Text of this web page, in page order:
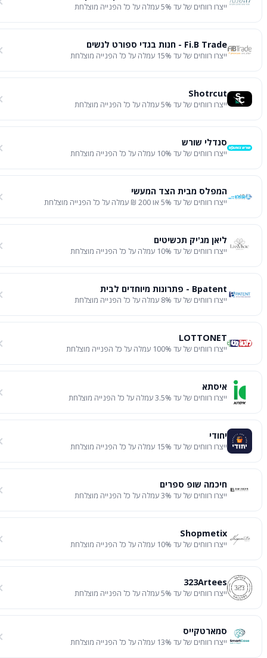
ייצרו רווחים של עד 5% עמלה על כל הפנייה מוצלחת
Fi.B Trade - חנות בגדי ספורט לנשים
ייצרו רווחים של עד 15% עמלה על כל הפנייה מוצלחת
Shotrcut
ייצרו רווחים של עד 5% עמלה על כל הפנייה מוצלחת
סנדלי שורש
ייצרו רווחים של עד 10% עמלה על כל הפנייה מוצלחת
המפלס מבית הצד המעשי
ייצרו רווחים של עד 5% או 200 ₪ עמלה על כל הפנייה מוצלחת
ליאן מג'יק תכשיטים
ייצרו רווחים של עד 10% עמלה על כל הפנייה מוצלחת
Bpatent - פתרונות מיוחדים לבית
ייצרו רווחים של עד 8% עמלה על כל הפנייה מוצלחת
LOTTONET
ייצרו רווחים של עד 100% עמלה על כל הפנייה מוצלחת
איסתא
ייצרו רווחים של עד 3.5% עמלה על כל הפנייה מוצלחת
יחודי
ייצרו רווחים של עד 15% עמלה על כל הפנייה מוצלחת
חיכמה שופ ספרים
ייצרו רווחים של עד 3% עמלה על כל הפנייה מוצלחת
Shopmetix
ייצרו רווחים של עד 10% עמלה על כל הפנייה מוצלחת
323Artees
ייצרו רווחים של עד 5% עמלה על כל הפנייה מוצלחת
סמארטקייס
ייצרו רווחים של עד 13% עמלה על כל הפנייה מוצלחת